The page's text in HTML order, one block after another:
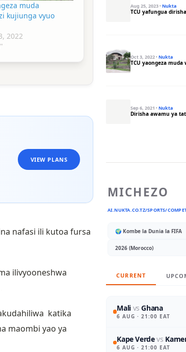
muda
kujiunga vyuo
2022
VIEW PLANS
nafasi ili kutoa fursa
ilivyooneshwa
katika
maombi yao ya
Aug 25, 2023·Nukta
TCU yafungua
Oct 3, 2022·Nukta
TCU yaongeza
Sep 6, 2021·Nukta
Dirisha awamu ya
MICHEZO
AI.NUKTA.CO.TZ/SPORTS/
CURRENT
Mali vsGhana
6 AUG · 21:00 EAT
Kape Verdevs
6 AUG · 21:00 EAT